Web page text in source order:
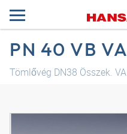
PN 40 VB VA
Tömlővég DN38 Összek. VA